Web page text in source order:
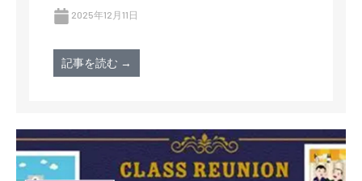
2025年12月11日
記事を読む →